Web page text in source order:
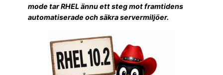
mode tar RHEL ännu ett steg mot framtidens
automatiserade och säkra servermiljöer.